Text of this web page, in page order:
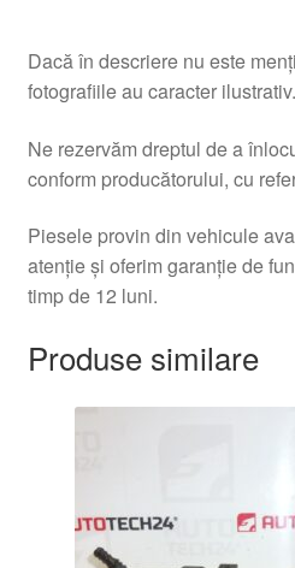
Dacă în descriere nu este
fotografiile au caracter ilustrativ.
Ne rezervăm dreptul de a
conform producătorului, cu
Piesele provin din vehicule
atenție și oferim garanție de
timp de 12 luni.
Produse similare